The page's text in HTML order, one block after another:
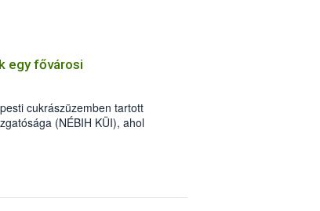
egy fővárosi
cukrászüzemben tartott
(NÉBIH KÜI), ahol
idejű és jelöletlen
a szakembereket. A múlt heti
és készterméket foglalt le